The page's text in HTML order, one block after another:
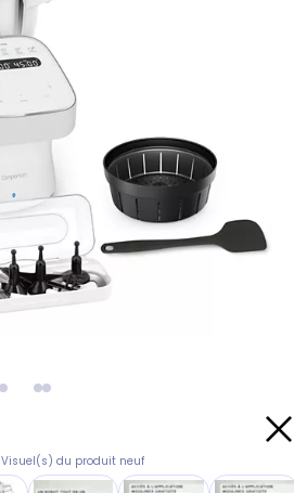
Visuel(s) du produit neuf